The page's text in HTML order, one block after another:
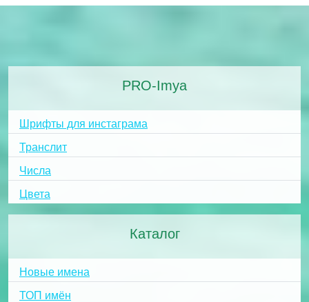
PRO-Imya
Шрифты для инстаграма
Транслит
Числа
Цвета
Каталог
Новые имена
ТОП имён